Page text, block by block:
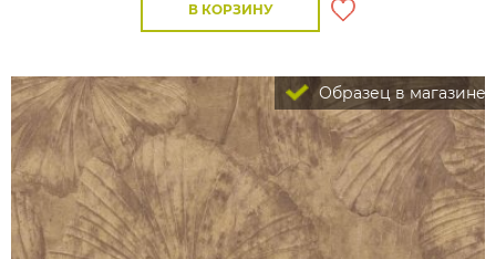
В КОРЗИНУ
Образец в магазине